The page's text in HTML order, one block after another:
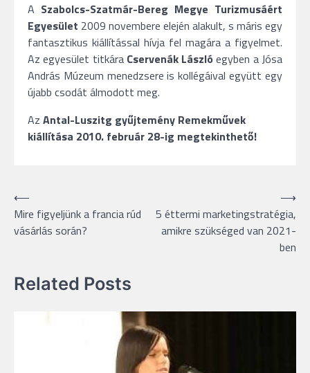
A Szabolcs-Szatmár-Bereg Megye Turizmusáért
Egyesület 2009 novembere elején alakult, s máris egy
fantasztikus kiállítással hívja fel magára a figyelmet.
Az egyesület titkára Cservenák László egyben a Jósa
András Múzeum menedzsere is kollégáival együtt egy
újabb csodát álmodott meg.
Az Antal-Luszitg gyűjtemény Remekművek
kiállítása 2010. február 28-ig megtekinthető!
Bejegyzés
navigáció
⟵
Mire figyeljünk a francia rúd
vásárlás során?
5 éttermi marketingstratégia,
amikre szükséged van 2021-
ben
⟶
Related Posts